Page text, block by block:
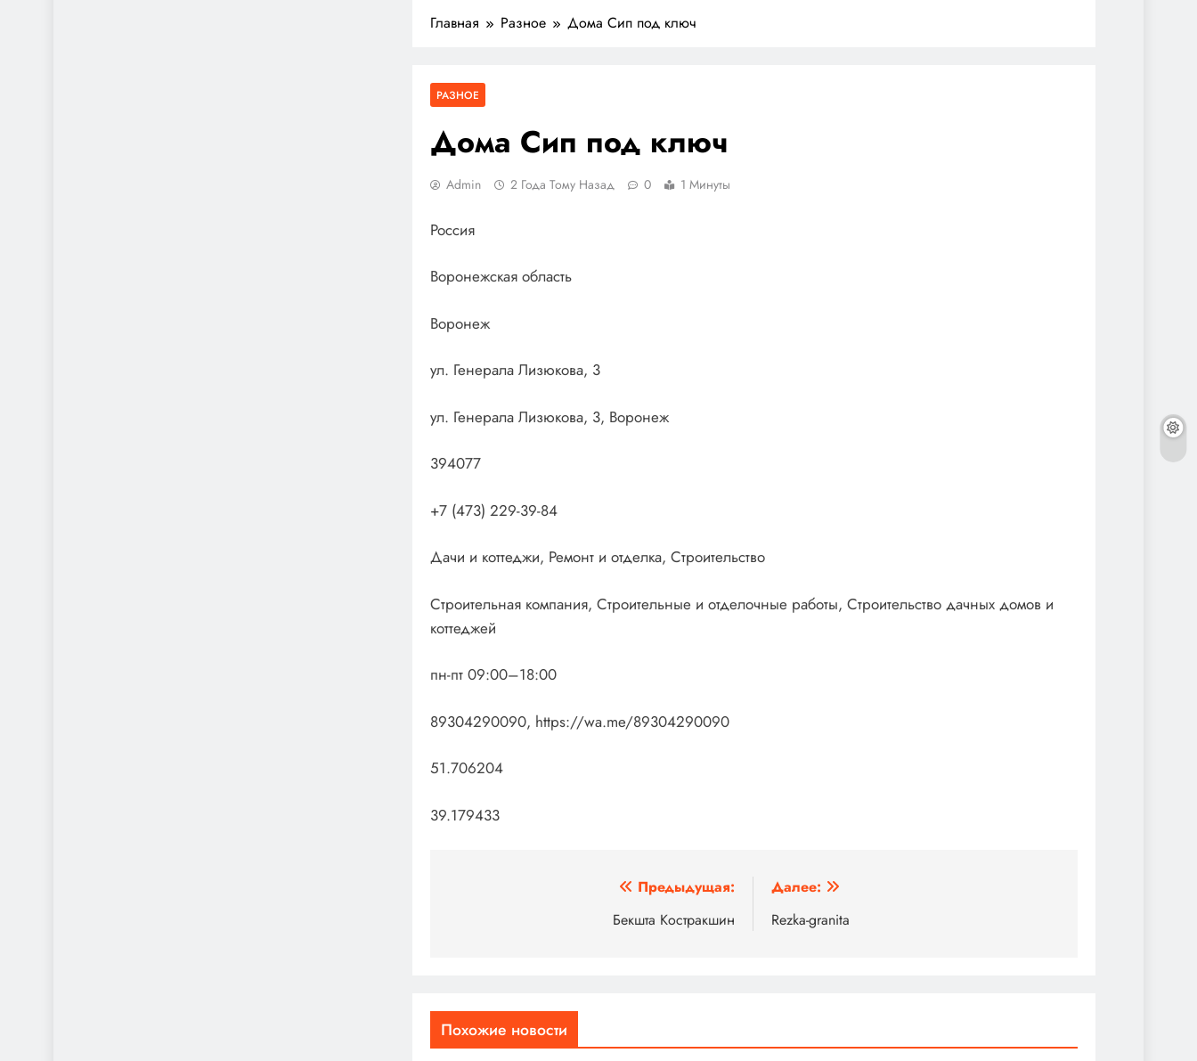
Главная Разное Дома Сип под ключ
РАЗНОЕ
Дома Сип под ключ
Admin 2 Года Тому Назад 0 1 Минуты
Россия
Воронежская область
Воронеж
ул. Генерала Лизюкова, 3
ул. Генерала Лизюкова, 3, Воронеж
394077
+7 (473) 229-39-84
Дачи и коттеджи, Ремонт и отделка, Строительство
Строительная компания, Строительные и отделочные работы, Строительство дачных домов и
коттеджей
пн-пт 09:00–18:00
89304290090, https://wa.me/89304290090
51.706204
39.179433
Предыдущая:
Бекшта Костракшин
Далее:
Rezka-granita
Похожие новости